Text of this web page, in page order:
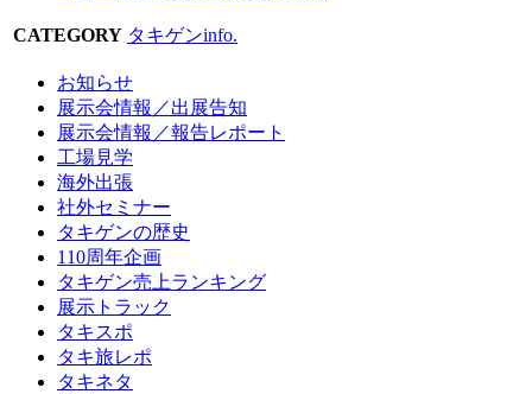
CATEGORY タキゲンinfo.
お知らせ
展示会情報／出展告知
展示会情報／報告レポート
工場見学
海外出張
社外セミナー
タキゲンの歴史
110周年企画
タキゲン売上ランキング
展示トラック
タキスポ
タキ旅レポ
タキネタ